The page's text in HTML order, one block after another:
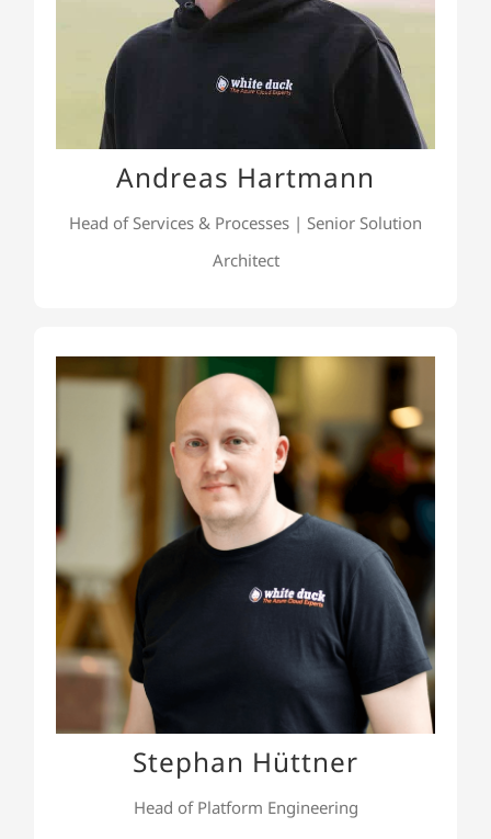
Andreas Hartmann
Head of Services & Processes | Senior Solution
Architect
Lösungen und optimiert deren Prozesse. Mit
seiner Expertise in der Produktentwicklung treibt
er unsere eigenen Produkte voran und und bringt
sie von der Idee bis zur Vermarktung.
Stephan Hüttner
Head of Platform Engineering
Stephan Hüttner
Stephan ist unser Head of Platform Engineering &
Kubernetes Engineer. Mit einem Hintergrund als
Softwareentwickler versteht er die Synergien
zwischen Dev und Ops wie kaum ein anderer.
Neben seinen Zertifizierungen als Certified
Kubernetes Application Developer und HashiCorp
Terraform Associate zeichnet er sich durch seine
Expertise in Azure DevOps und GitLab aus.